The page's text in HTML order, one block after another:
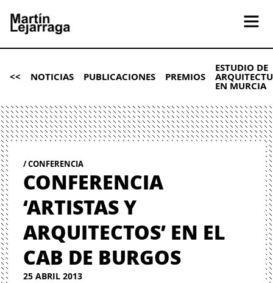
<< NOTICIAS PUBLICACIONES PREMIOS
ESTUDIO DE
EN MURCIA
CONFERENCIA
CONFERENCIA
‘ARTISTAS Y
ARQUITECTOS’ EN EL
CAB DE BURGOS
25 ABRIL 2013